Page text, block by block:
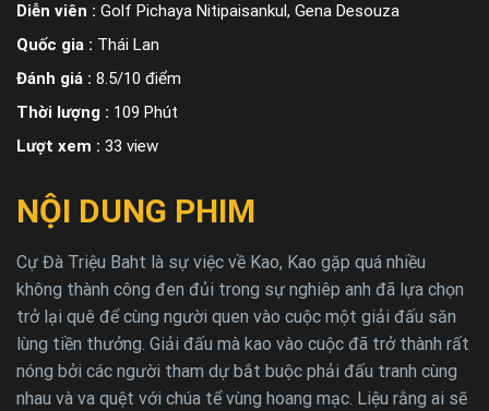
Diễn viên : Golf Pichaya Nitipaisankul, Gena Desouza
Quốc gia : Thái Lan
Đánh giá : 8.5/10 điểm
Thời lượng : 109 Phút
Lượt xem : 33 view
NỘI DUNG PHIM
Cự Đà Triệu Baht là sự việc về Kao, Kao gặp quá nhiều
không thành công đen đủi trong sự nghiêp anh đã lựa chọn
trở lại quê để cùng người quen vào cuộc một giải đấu săn
lùng tiền thưởng. Giải đấu mà kao vào cuộc đã trở thành rất
nóng bởi các người tham dự bắt buộc phải đấu tranh cùng
nhau và va quệt với chúa tể vùng hoang mạc. Liệu rằng ai sẽ